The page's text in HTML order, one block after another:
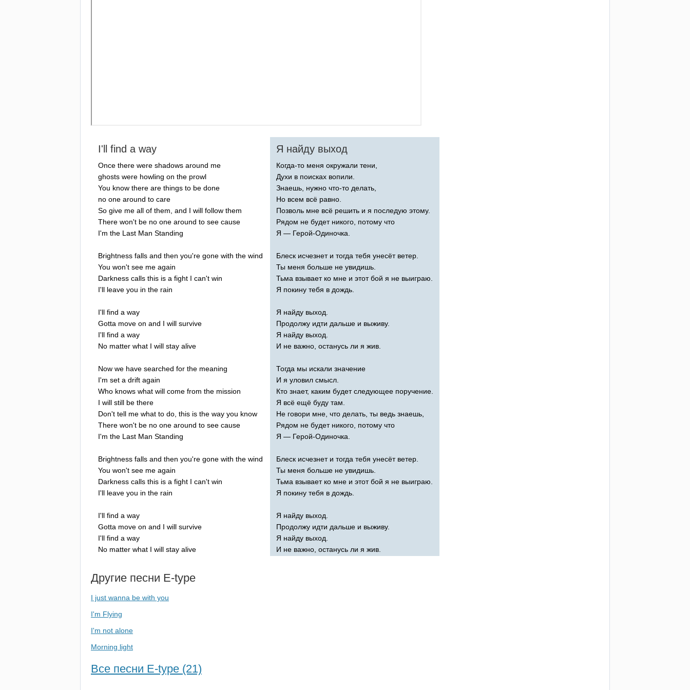
I'll find a way
Once there were shadows around me
ghosts were howling on the prowl
You know there are things to be done
no one around to care
So give me all of them and I will follow them
There won't be no one around to see cause
I'm the Last Man Standing
Brightness falls and then you're gone with the wind
You won't see me again
Darkness calls this is a fight I can't win
I'll leave you in the rain
I'll find a way
Gotta move on and I will survive
I'll find a way
No matter what I will stay alive
Now we have searched for the meaning
I'm set a drift again
Who knows what will come from the mission
I will still be there
Don't tell me what to do this is the way you know
There won't be no one around to see cause
I'm the Last Man Standing
Brightness falls and then you're gone with the wind
You won't see me again
Darkness calls this is a fight I can't win
I'll leave you in the rain
I'll find a way
Gotta move on and I will survive
I'll find a way
No matter what I will stay alive
Я найду выход
Когда-то меня окружали тени,
Духи в поисках вопили.
Знаешь, нужно что-то делать,
Но всем всё равно.
Позволь мне всё решить и я последую этому.
Рядом не будет никого, потому что
Я — Герой-Одиночка.
Блеск исчезнет и тогда тебя унесёт ветер.
Ты меня больше не увидишь.
Тьма взывает ко мне и этот бой я не выиграю.
Я покину тебя в дождь.
Я найду выход.
Продолжу идти дальше и выживу.
Я найду выход.
И не важно, останусь ли я жив.
Тогда мы искали значение
И я уловил смысл.
Кто знает, каким будет следующее поручение.
Я всё ещё буду там.
Не говори мне, что делать, ты ведь знаешь,
Рядом не будет никого, потому что
Я — Герой-Одиночка.
Блеск исчезнет и тогда тебя унесёт ветер.
Ты меня больше не увидишь.
Тьма взывает ко мне и этот бой я не выиграю.
Я покину тебя в дождь.
Я найду выход.
Продолжу идти дальше и выживу.
Я найду выход.
И не важно, останусь ли я жив.
Другие песни E-type
I just wanna be with you
I'm Flying
I'm not alone
Morning light
Все песни E-type (21)